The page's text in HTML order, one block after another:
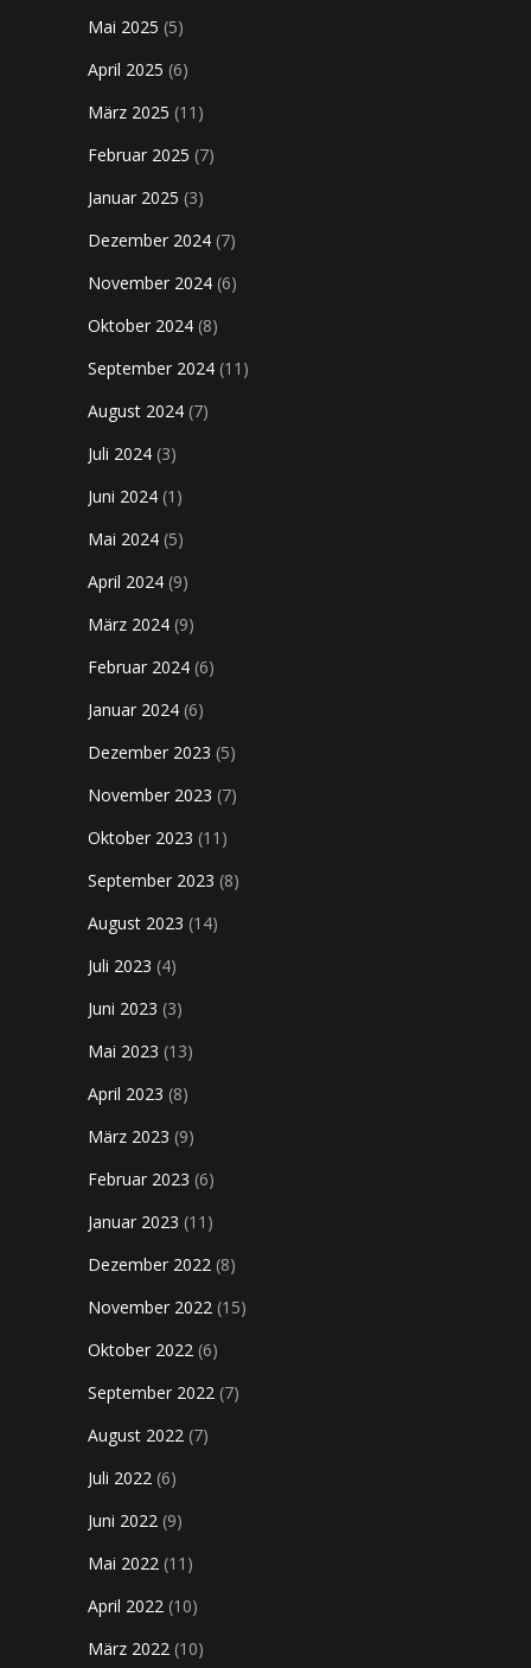
Mai 2025 (5)
April 2025 (6)
März 2025 (11)
Februar 2025 (7)
Januar 2025 (3)
Dezember 2024 (7)
November 2024 (6)
Oktober 2024 (8)
September 2024 (11)
August 2024 (7)
Juli 2024 (3)
Juni 2024 (1)
Mai 2024 (5)
April 2024 (9)
März 2024 (9)
Februar 2024 (6)
Januar 2024 (6)
Dezember 2023 (5)
November 2023 (7)
Oktober 2023 (11)
September 2023 (8)
August 2023 (14)
Juli 2023 (4)
Juni 2023 (3)
Mai 2023 (13)
April 2023 (8)
März 2023 (9)
Februar 2023 (6)
Januar 2023 (11)
Dezember 2022 (8)
November 2022 (15)
Oktober 2022 (6)
September 2022 (7)
August 2022 (7)
Juli 2022 (6)
Juni 2022 (9)
Mai 2022 (11)
April 2022 (10)
März 2022 (10)